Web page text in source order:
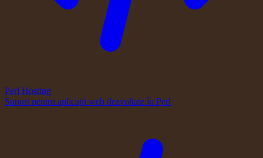
Perl Hosting
Suport pentru aplicații web dezvoltate în Perl